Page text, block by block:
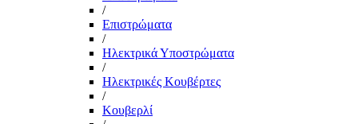
/
Επιστρώματα
/
Ηλεκτρικά Υποστρώματα
/
Ηλεκτρικές Κουβέρτες
/
Κουβερλί